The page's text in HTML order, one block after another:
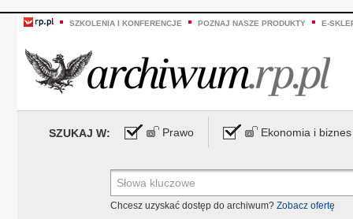
SZKOLENIA I KONFERENCJE POZNAJ NASZE PRODUKTY E-
SZUKAJ W: Prawo Ekonomia i biznes
Chcesz uzyskać dostęp do archiwum? Zobacz ofertę